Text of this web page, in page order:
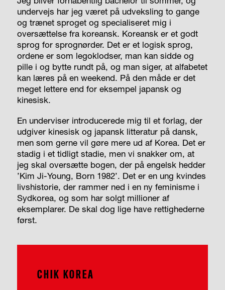
undervejs har jeg været på udveksling to gange
og trænet sproget og specialiseret mig i
oversættelse fra koreansk. Koreansk er et godt
sprog for sprognørder. Det er et logisk sprog,
ordene er som legoklodser, man kan sidde og
pille i og bytte rundt på, og man siger, at alfabetet
kan læres på en weekend. På den måde er det
meget lettere end for eksempel japansk og
kinesisk.
En underviser introducerede mig til et forlag, der
udgiver kinesisk og japansk litteratur på dansk,
men som gerne vil gøre mere ud af Korea. Det er
stadig i et tidligt stadie, men vi snakker om, at
jeg skal oversætte bogen, der på engelsk hedder
’Kim Ji-Young, Born 1982’. Det er en ung kvindes
livshistorie, der rammer ned i en ny feminisme i
Sydkorea, og som har solgt millioner af
eksemplarer. De skal dog lige have rettighederne
først.
CHIK KOREA